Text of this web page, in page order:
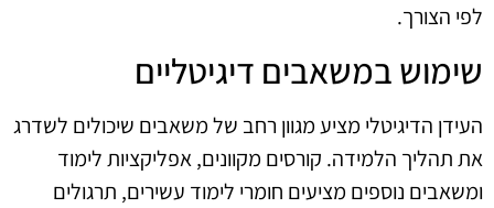
לפי הצורך.
שימוש במשאבים דיגיטליים
העידן הדיגיטלי מציע מגוון רחב של משאבים שיכולים לשדרג
את תהליך הלמידה. קורסים מקוונים, אפליקציות לימוד
ומשאבים נוספים מציעים חומרי לימוד עשירים, תרגולים